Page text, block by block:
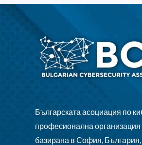
Българската асоциация по
професионална организация
базирана в София,